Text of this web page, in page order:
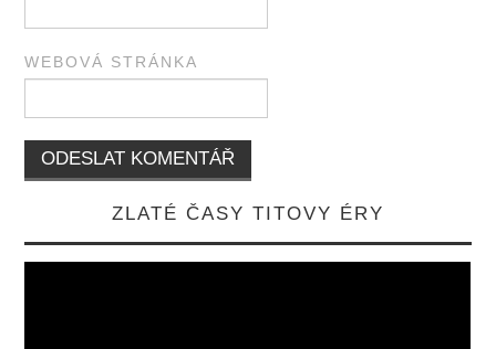
WEBOVÁ STRÁNKA
ZLATÉ ČASY TITOVY ÉRY